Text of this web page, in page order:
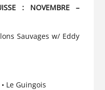
: NOVEMBRE –
Sauvages w/ Eddy
Le Guingois